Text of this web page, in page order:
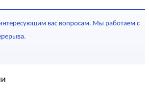
вас вопросам. Мы работаем с